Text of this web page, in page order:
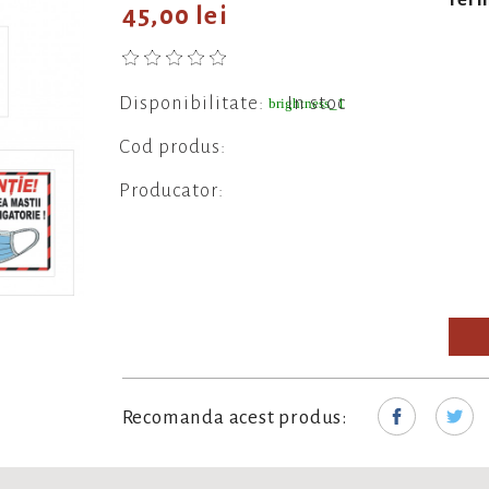
45,00 lei
Disponibilitate: brightness_1
In stoc
Cod produs:
Producator:
Recomanda acest produs: